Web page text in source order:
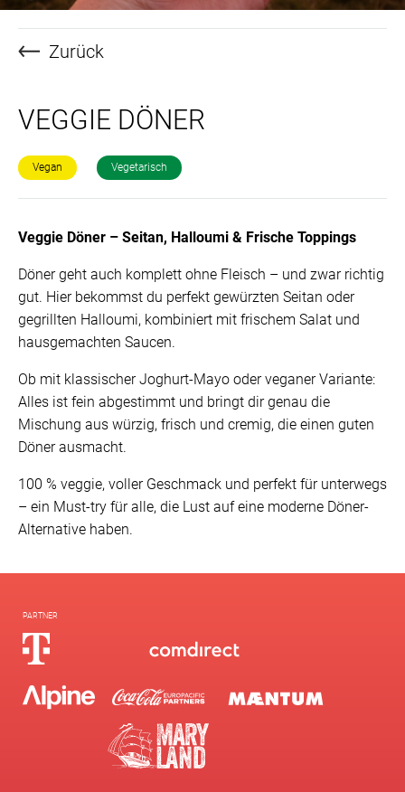
Zurück
VEGGIE DÖNER
Vegan Vegetarisch
Veggie Döner – Seitan, Halloumi & Frische Toppings
Döner geht auch komplett ohne Fleisch – und zwar richtig
gut. Hier bekommst du perfekt gewürzten Seitan oder
gegrillten Halloumi, kombiniert mit frischem Salat und
hausgemachten Saucen.
Ob mit klassischer Joghurt-Mayo oder veganer Variante:
Alles ist fein abgestimmt und bringt dir genau die
Mischung aus würzig, frisch und cremig, die einen guten
Döner ausmacht.
100 % veggie, voller Geschmack und perfekt für unterwegs
– ein Must-try für alle, die Lust auf eine moderne Döner-
Alternative haben.
PARTNER